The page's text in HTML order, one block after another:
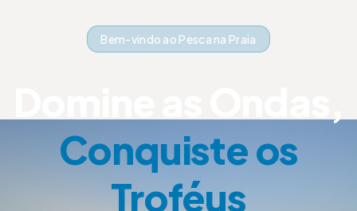
Bem-vindo ao Pesca na Praia
Conquiste os
Troféus